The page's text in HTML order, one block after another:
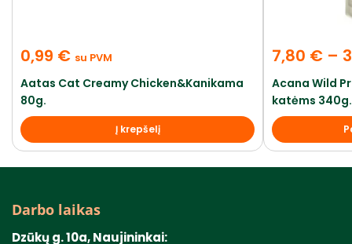
0,99 € su PVM
Aatas Cat Creamy Chicken&Kanikama
80g.
Į krepšelį
7,80 € –
Acana Wild
katėms
Darbo laikas
Dzūkų g. 10a, Naujininkai: